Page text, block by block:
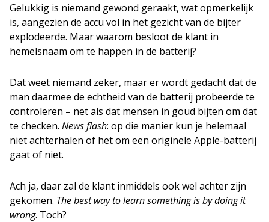
Gelukkig is niemand gewond geraakt, wat opmerkelijk
is, aangezien de accu vol in het gezicht van de bijter
explodeerde. Maar waarom besloot de klant in
hemelsnaam om te happen in de batterij?
Dat weet niemand zeker, maar er wordt gedacht dat de
man daarmee de echtheid van de batterij probeerde te
controleren – net als dat mensen in goud bijten om dat
te checken. News flash: op die manier kun je helemaal
niet achterhalen of het om een originele Apple-batterij
gaat of niet.
Ach ja, daar zal de klant inmiddels ook wel achter zijn
gekomen. The best way to learn something is by doing it
wrong. Toch?